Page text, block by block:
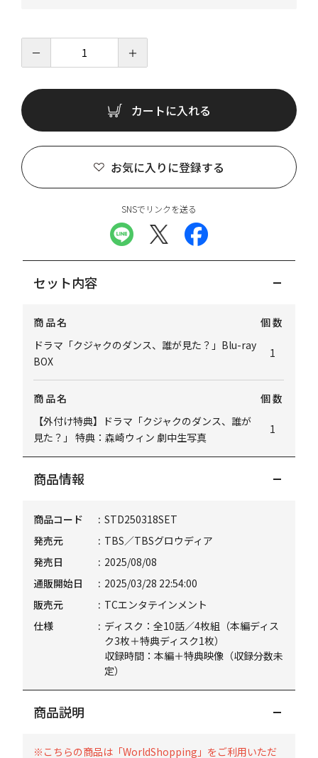
－ ＋
カートに入れる
お気に入りに登録する
SNSでリンクを送る
セット内容
商品名
個数
ドラマ「クジャクのダンス、誰が見た？」Blu-ray
BOX
1
商品名
個数
【外付け特典】ドラマ「クジャクのダンス、誰が
見た？」 特典：森崎ウィン 劇中生写真
1
商品情報
商品コード
STD250318SET
発売元
TBS／TBSグロウディア
発売日
2025/08/08
通販開始日
2025/03/28 22:54:00
販売元
TCエンタテインメント
仕様
ディスク：全10話／4枚組（本編ディス
ク3枚＋特典ディスク1枚）
収録時間：本編＋特典映像（収録分数未
定）
商品説明
※こちらの商品は「WorldShopping」をご利用いただ